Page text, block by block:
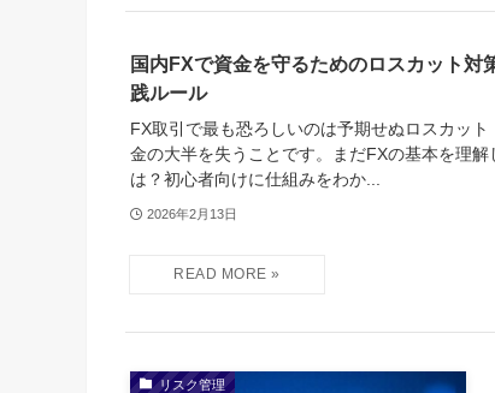
国内FXで資金を守るためのロスカット対
践ルール
FX取引で最も恐ろしいのは予期せぬロスカッ
金の大半を失うことです。まだFXの基本を理解
は？初心者向けに仕組みをわか...
2026年2月13日
リスク管理